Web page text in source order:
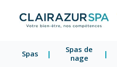
Spas
Spas de
nage